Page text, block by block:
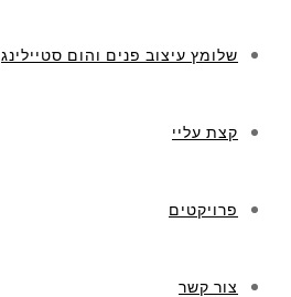
שלומץ עיצוב פנים והום סטיילינג
קצת עליי
פרויקטים
צור קשר